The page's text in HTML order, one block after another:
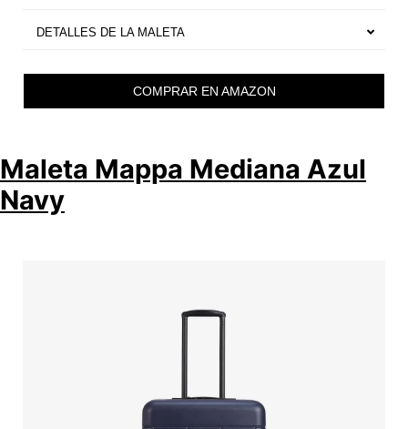
DETALLES DE LA MALETA
COMPRAR EN AMAZON
Maleta Mappa Mediana Azul
Navy